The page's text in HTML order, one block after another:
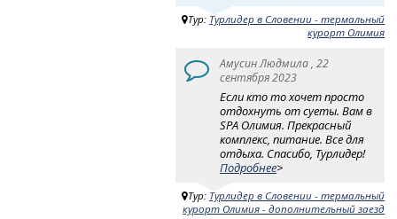
Тур: Турлидер в Словении - термальный
курорт Олимия
Амусин Людмила , 22
сентября 2023
Если кто то хочет просто
отдохнуть от суеты. Вам в
SPA Олимия. Прекрасный
комплекс, питание. Все для
отдыха. Спасибо, Турлидер!
Подробнее>
Тур: Турлидер в Словении - термальный
курорт Олимия - дополнительный заезд